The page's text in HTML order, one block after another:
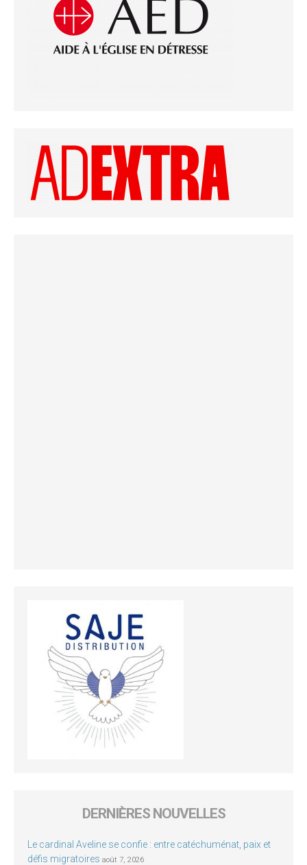
DERNIÈRES NOUVELLES
Le cardinal Aveline se confie : entre catéchuménat, paix et
défis migratoires août 7, 2026